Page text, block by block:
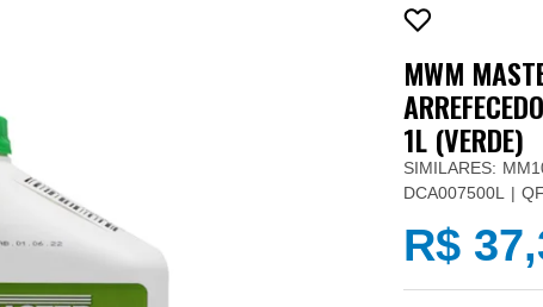
MWM
1L (VERDE)
SIMILARES:
DCA007500L
R$